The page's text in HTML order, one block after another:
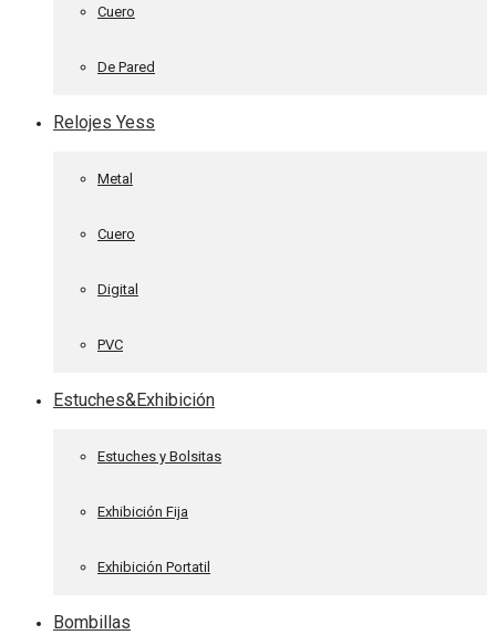
Cuero
De Pared
Relojes Yess
Metal
Cuero
Digital
PVC
Estuches&Exhibición
Estuches y Bolsitas
Exhibición Fija
Exhibición Portatil
Bombillas